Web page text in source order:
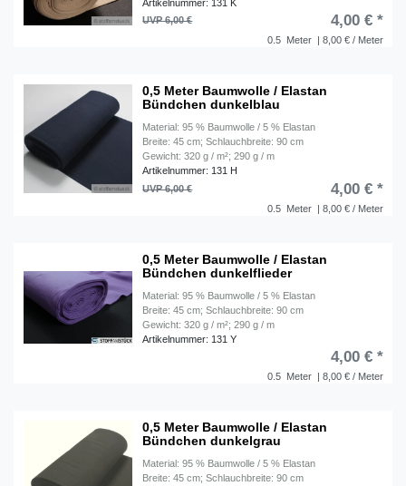
Artikelnummer: 131 K
0.5 Meter | 8,00 € / Meter
UVP 6,00 € 4,00 € *
0,5 Meter Baumwolle / Elastan
Bündchen dunkelblau
Material: 95 % Baumwolle / 5 % Elastan
Breite: 45 cm; Schlauchbreite: 90 cm
Gewicht: 320 g / m²; 290 g / m
Artikelnummer: 131 H
0.5 Meter | 8,00 € / Meter
UVP 6,00 € 4,00 € *
0,5 Meter Baumwolle / Elastan
Bündchen dunkelflieder
Material: 95 % Baumwolle / 5 % Elastan
Breite: 45 cm; Schlauchbreite: 90 cm
Gewicht: 320 g / m²; 290 g / m
Artikelnummer: 131 Y
0.5 Meter | 8,00 € / Meter
4,00 € *
0,5 Meter Baumwolle / Elastan
Bündchen dunkelgrau
Material: 95 % Baumwolle / 5 % Elastan
Breite: 45 cm; Schlauchbreite: 90 cm